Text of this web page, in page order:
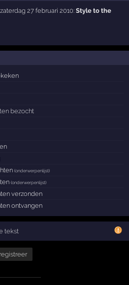
27 februari 2010:Style to the
bezocht
(onderwerpenlijst)
(onderwerpenlijst)
verzonden
ontvangen
tekst
registreer